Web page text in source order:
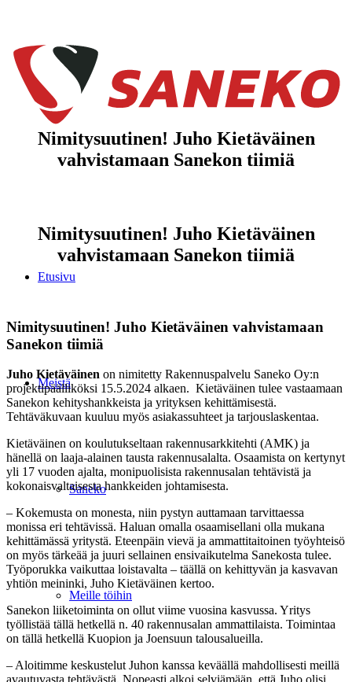
Etusivu
Meistä
Saneko
Meille töihin
Nimitysuutinen! Juho Kietäväinen
vahvistamaan Sanekon tiimiä
Nimitysuutinen! Juho Kietäväinen
vahvistamaan Sanekon tiimiä
Nimitysuutinen! Juho Kietäväinen vahvistamaan
Sanekon tiimiä
Juho Kietäväinen on nimitetty Rakennuspalvelu Saneko Oy:n
projektipäälliköksi 15.5.2024 alkaen. Kietäväinen tulee vastaamaan
Sanekon kehityshankkeista ja yrityksen kehittämisestä.
Tehtäväkuvaan kuuluu myös asiakassuhteet ja tarjouslaskentaa.
Kietäväinen on koulutukseltaan rakennusarkkitehti (AMK) ja
hänellä on laaja-alainen tausta rakennusalalta. Osaamista on kertynyt
yli 17 vuoden ajalta, monipuolisista rakennusalan tehtävistä ja
kokonaisvaltaisesta hankkeiden johtamisesta.
– Kokemusta on monesta, niin pystyn auttamaan tarvittaessa
monissa eri tehtävissä. Haluan omalla osaamisellani olla mukana
kehittämässä yritystä. Eteenpäin vievä ja ammattitaitoinen työyhteisö
on myös tärkeää ja juuri sellainen ensivaikutelma Sanekosta tulee.
Työporukka vaikuttaa loistavalta – täällä on kehittyvän ja kasvavan
yhtiön meininki, Juho Kietäväinen kertoo.
Sanekon liiketoiminta on ollut viime vuosina kasvussa. Yritys
työllistää tällä hetkellä n. 40 rakennusalan ammattilaista. Toimintaa
on tällä hetkellä Kuopion ja Joensuun talousalueilla.
– Aloitimme keskustelut Juhon kanssa keväällä mahdollisesti meillä